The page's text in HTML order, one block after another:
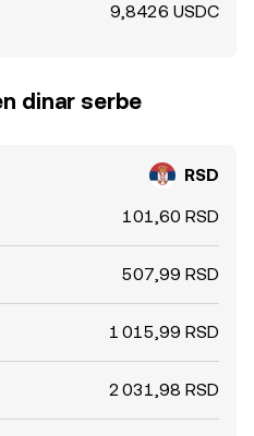
9,8426 USDC
dinar serbe
RSD
101,60 RSD
507,99 RSD
1 015,99 RSD
2 031,98 RSD